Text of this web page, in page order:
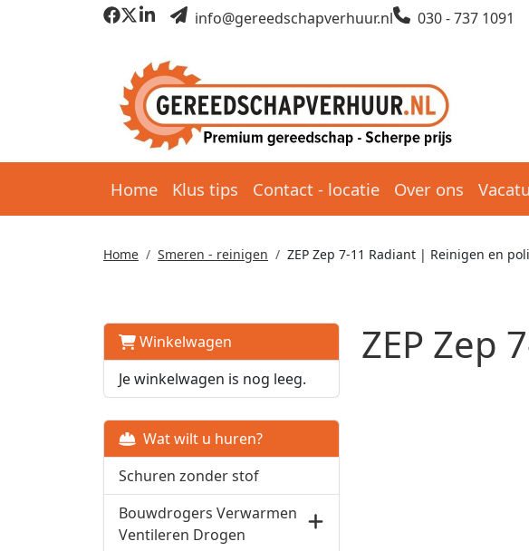
info@gereedschapverhuur.nl 030 - 737 1091
Home Klus tips Contact - locatie Over ons
Home Smeren - reinigen
ZEP Zep 7-11 Radiant | Reinigen en
Winkelwagen
Je winkelwagen is nog leeg.
Wat wilt u huren?
Schuren zonder stof
Bouwdrogers Verwarmen
Ventileren Drogen
ZEP Zep